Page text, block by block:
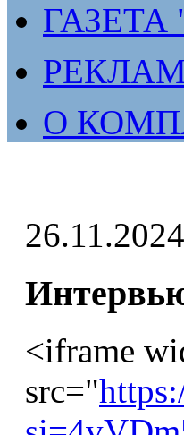
ГАЗЕТА
О
26.11.2024
<iframe
src="